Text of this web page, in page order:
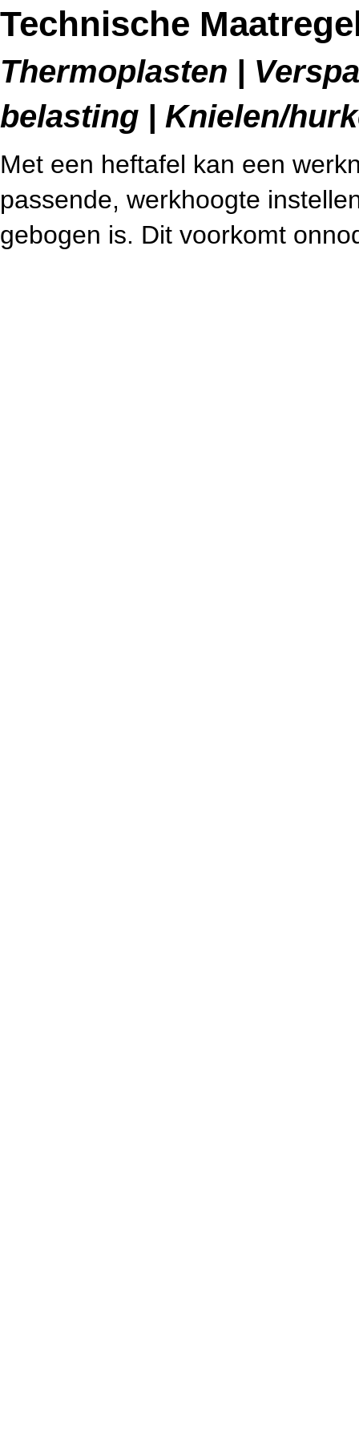
Technische
Thermoplasten |
belasting | Knielen/
Met een heftafel kan een
passende, werkhoogte
gebogen is. Dit voorkomt